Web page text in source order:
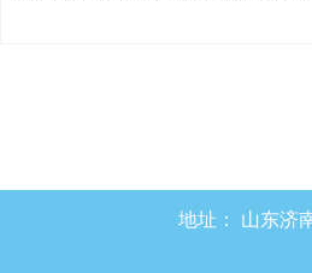
地址： 山东济